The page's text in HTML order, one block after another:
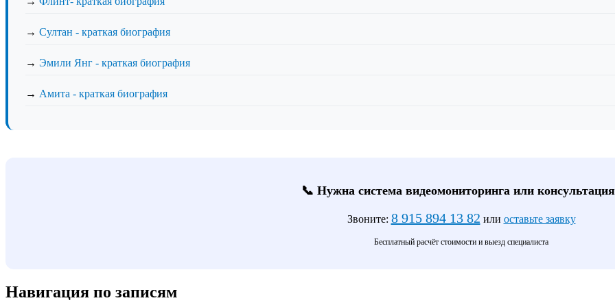
→ Султан - краткая биография
→ Эмили Янг - краткая биография
→ Амита - краткая биография
📞 Нужна система видеомониторинга или
Звоните: 8 915 894 13 82 или оставьте заявку
Бесплатный расчёт стоимости и выезд специалиста
Навигация по записям